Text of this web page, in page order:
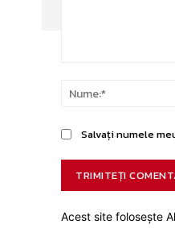
Salvați numele
Acest site folosește